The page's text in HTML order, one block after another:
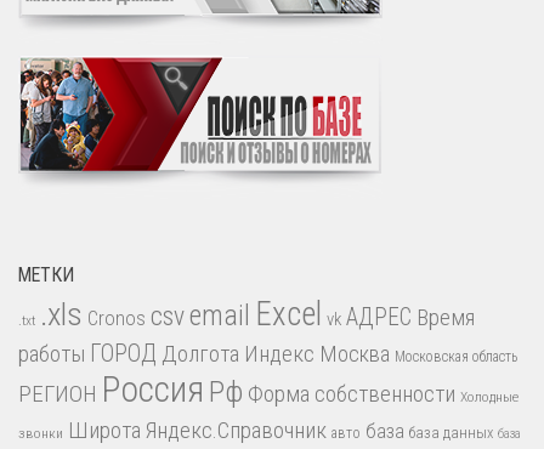
МЕТКИ
.txt .xls Cronos csvemail Excel vk АДРЕС Время
работы ГОРОД Долгота Индекс Москва Московская область
РЕГИОН Россия Рф Форма собственности Холодные
звонки Широта Яндекс.Справочник авто база база данных база